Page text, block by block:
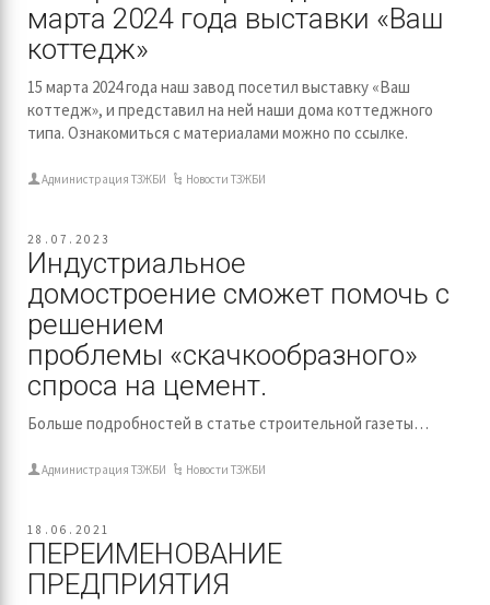
марта 2024 года выставки «Ваш
коттедж»
15 марта 2024 года наш завод посетил выставку «Ваш
коттедж», и представил на ней наши дома коттеджного
типа. Ознакомиться с материалами можно по ссылке.
Администрация ТЗЖБИ Новости ТЗЖБИ
28.07.2023
Индустриальное
домостроение сможет помочь с
решением
проблемы «скачкообразного»
спроса на цемент.
Больше подробностей в статье строительной газеты…
Администрация ТЗЖБИ Новости ТЗЖБИ
18.06.2021
ПЕРЕИМЕНОВАНИЕ
ПРЕДПРИЯТИЯ